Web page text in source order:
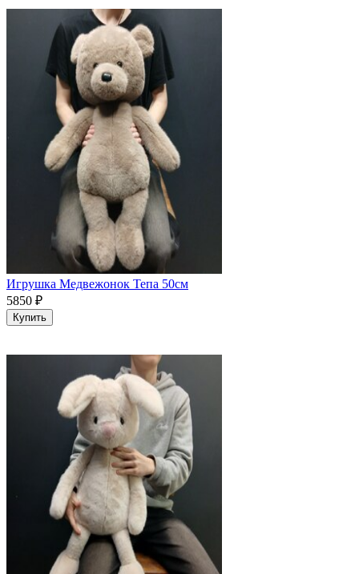
Игрушка Медвежонок Тепа 50см
5850 ₽
Купить